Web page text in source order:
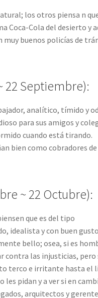
los otros piensa n
Coca-Cola del desierto y
muy buenos policías de
22 Septiembre):
analítico, tímido y
para sus amigos y
cuando está tirando.
bien como cobradores
~ 22 Octubre):
que es del tipo
idealista y con buen gusto
bello; osea, si es
contra las injusticias,
terco e irritante hasta el
les pidan y a ver si en
arquitectos y